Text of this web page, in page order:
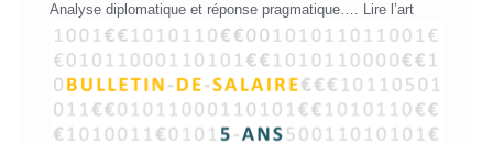
Analyse diplomatique et réponse pragmatique…. Lire l’art